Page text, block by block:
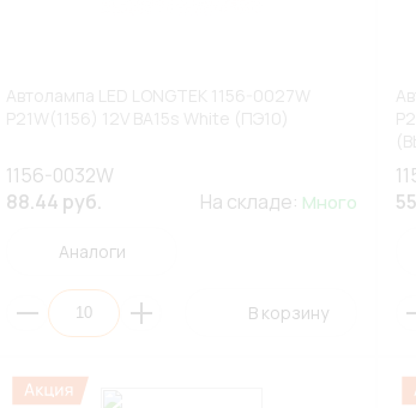
1156-0032W
88.44 руб.
На складе: Много
Аналоги
В корзину